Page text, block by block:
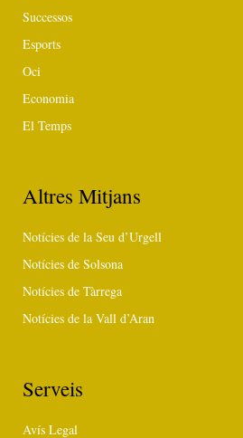
Successos
Esports
Oci
Economia
El Temps
Altres Mitjans
Notícies de la Seu d’Urgell
Notícies de Solsona
Notícies de Tàrrega
Notícies de la Vall d’Aran
Serveis
Avís Legal